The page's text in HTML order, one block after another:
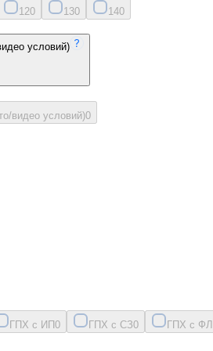
120 130 140
условий)
видео условий)0
ГПХ с ИП0 ГПХ с СЗ0 ГПХ с ФЛ